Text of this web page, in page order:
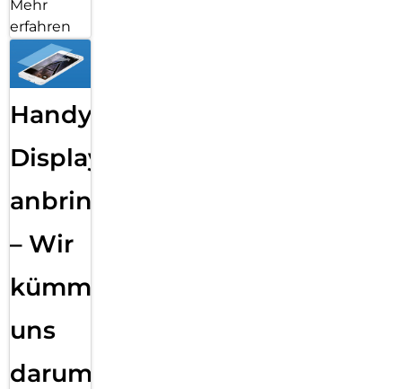
Mehr
erfahren
Handy
Displayfolie
anbringen
– Wir
kümmern
uns
darum!